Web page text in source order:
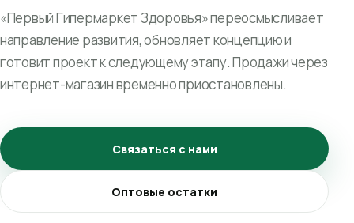
«Первый Гипермаркет Здоровья» переосмысливает
направление развития, обновляет концепцию и
готовит проект к следующему этапу. Продажи через
интернет-магазин временно приостановлены.
Связаться с нами
Оптовые остатки